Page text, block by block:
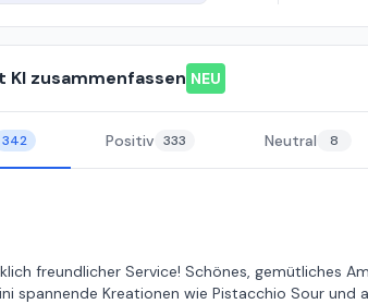
KI zusammenfassen NEU
342 Positiv 333 Neutral 8
freundlicher Service! Schönes, gemütliches
spannende Kreationen wie Pistacchio Sour